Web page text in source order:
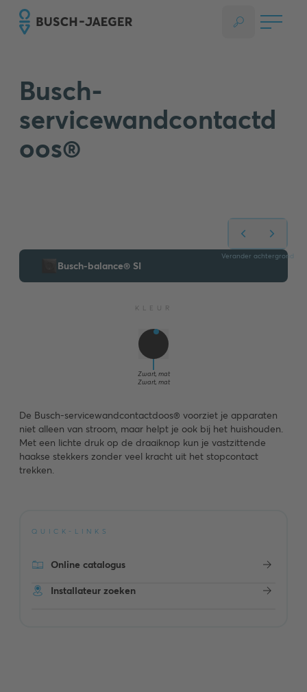
Busch-
servicewandcontactd
oos®
Verander achtergrond
Busch-balance® SI
KLEUR
Zwart, mat
Zwart, mat
De Busch-servicewandcontactdoos® voorziet je apparaten
niet alleen van stroom, maar helpt je ook bij het huishouden.
Met een lichte druk op de draaiknop kun je vastzittende
haakse stekkers zonder veel kracht uit het stopcontact
trekken.
QUICK-LINKS
Online catalogus
Installateur zoeken